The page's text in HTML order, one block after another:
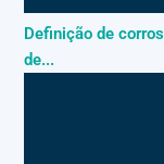
Definição de
de...